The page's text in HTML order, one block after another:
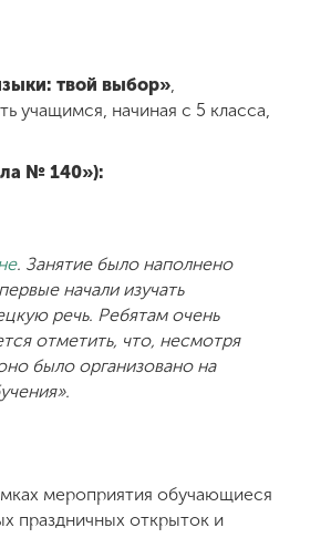
твой выбор»,
учащимся, начиная с 5 класса,
№ 140»):
. Занятие было наполнено
начали изучать
речь. Ребятам очень
отметить, что, несмотря
было организовано на
мероприятия обучающиеся
праздничных открыток и